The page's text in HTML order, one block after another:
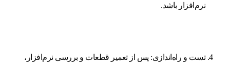
نرم‌افزار باشد.
تست و راه‌اندازی: پس از تعمیر قطعات و بررسی نرم‌افزار،